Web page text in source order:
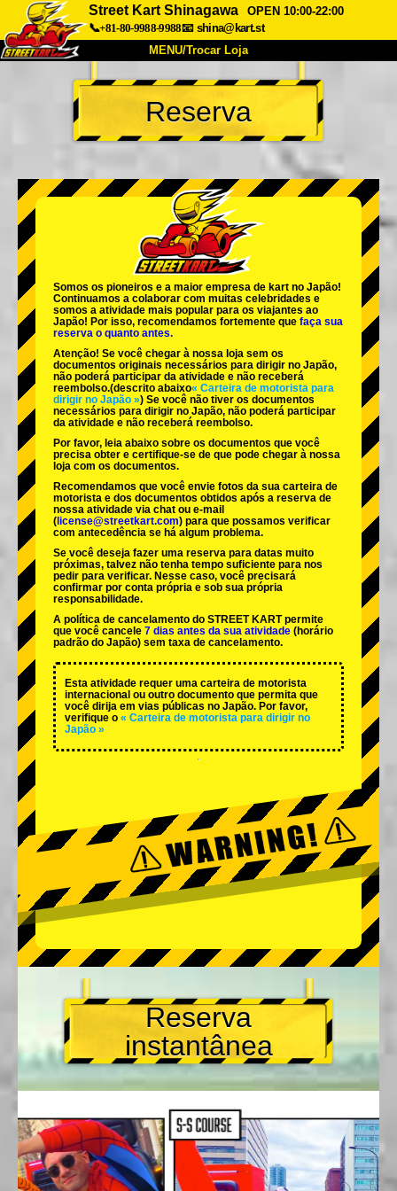
Street Kart Shinagawa
OPEN 10:00-22:00
📞+81-80-9988-9988📧 shina@kart.st
MENU/Trocar Loja
INÍCIO
Sobre Especificações Preços
Empresa Reserva
Trocar Loja
Tokyo Shinagawa Tokyo Akihabara#1
Tokyo Akihabara#2
Tokyo Shibuya Annex Tokyo Bay
Tokyo Asakusa Osaka
Okinawa
Reserva
Somos os pioneiros e a maior empresa de kart no Japão!
Continuamos a colaborar com muitas celebridades e
somos a atividade mais popular para os viajantes ao
Japão! Por isso, recomendamos fortemente que faça sua
reserva o quanto antes.
Atenção! Se você chegar à nossa loja sem os
documentos originais necessários para dirigir no Japão,
não poderá participar da atividade e não receberá
reembolso.(descrito abaixo« Carteira de motorista para
dirigir no Japão ») Se você não tiver os documentos
necessários para dirigir no Japão, não poderá participar
da atividade e não receberá reembolso.
Por favor, leia abaixo sobre os documentos que você
precisa obter e certifique-se de que pode chegar à nossa
loja com os documentos.
Recomendamos que você envie fotos da sua carteira de
motorista e dos documentos obtidos após a reserva de
nossa atividade via chat ou e-mail
( license@streetkart.com) para que possamos verificar
com antecedência se há algum problema.
Se você deseja fazer uma reserva para datas muito
próximas, talvez não tenha tempo suficiente para nos
pedir para verificar. Nesse caso, você precisará
confirmar por conta própria e sob sua própria
responsabilidade.
A política de cancelamento do STREET KART permite
que você cancele 7 dias antes da sua atividade (horário
padrão do Japão) sem taxa de cancelamento.
Esta atividade requer uma carteira de motorista
internacional ou outro documento que permita que
você dirija em vias públicas no Japão. Por favor,
verifique o « Carteira de motorista para dirigir no
Japão »
Reserva
instantânea